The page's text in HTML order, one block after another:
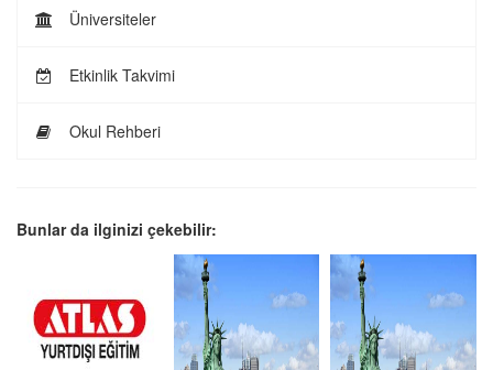
Üniversiteler
Etkinlik Takvimi
Okul Rehberi
Bunlar da ilginizi çekebilir: